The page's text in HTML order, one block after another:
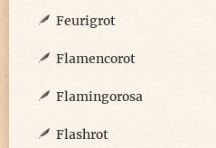
Feurigrot
Flamencorot
Flamingorosa
Flashrot